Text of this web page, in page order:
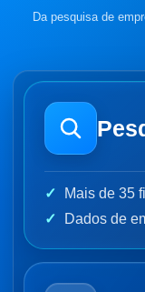
Da pesquisa de
Mais de 35
Dados de